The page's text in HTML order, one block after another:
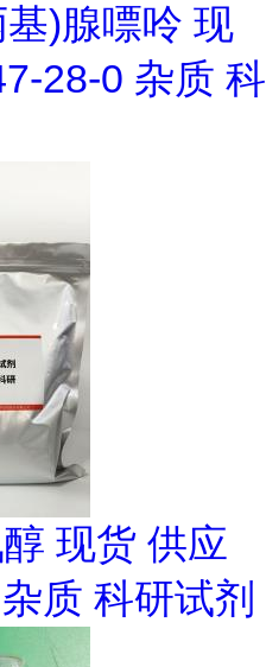
)腺嘌呤 现
28-0 杂质 科
现货 供应
质 科研试剂